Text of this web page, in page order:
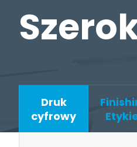
Druk
cyfrowy